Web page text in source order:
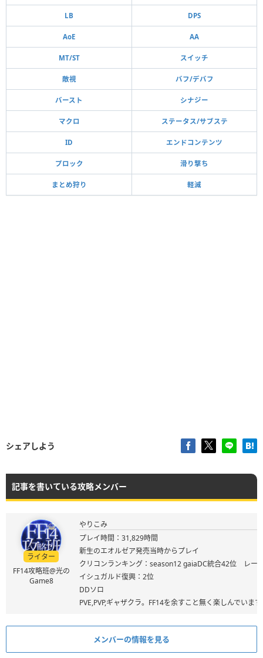
LB DPS
AoE AA
MT/ST スイッチ
敵視 バフ/デバフ
バースト シナジー
マクロ ステータス/サブステ
ID エンドコンテンツ
プロック 滑り撃ち
まとめ狩り 軽減
シェアしよう
記事を書いている攻略メンバー
ライター
FF14攻略班@光の
Game8
やりこみ
プレイ時間：31,829時間
新生のエオルゼア発売当時からプレイ
クリコンランキング：season12 gaiaDC統合42位 レー
イシュガルド復興：2位
DDソロ
PVE,PVP,ギャザクラ。FF14を余すこと無く楽しんでいま
メンバーの情報を見る